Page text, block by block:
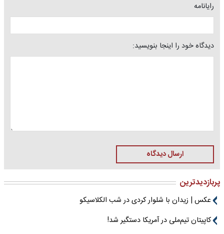
رایانامه
دیدگاه خود را اینجا بنویسید:
ارسال دیدگاه
پربازدیدترین
عکس | زیدان با شلوار کردی در شب الکلاسیکو
کاپیتان تیم‌ملی در آمریکا دستگیر شد!